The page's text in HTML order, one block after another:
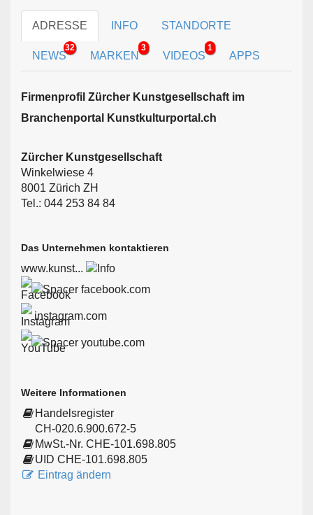
ADRESSE INFO STANDORTE
NEWS
32
MARKEN
3
VIDEOS
1
APPS
Firmen­profil Zürcher Kunstgesellschaft im
Branchen­portal Kunstkulturportal.ch
Zürcher Kunstgesellschaft
Winkelwiese 4
8001 Zürich ZH
Tel.: 044 253 84 84
Das Unternehmen kontaktieren
www.kunst...
facebook.com
instagram.com
youtube.com
Weitere Informationen
Handelsregister
CH-020.6.900.672-5
MwSt.-Nr. CHE-101.698.805
UID CHE-101.698.805
Eintrag ändern